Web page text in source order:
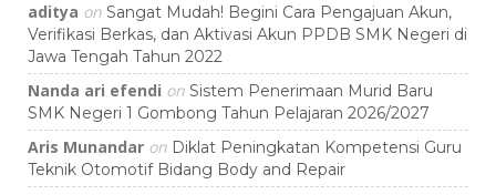
aditya on Sangat Mudah! Begini Cara Pengajuan Akun,
Verifikasi Berkas, dan Aktivasi Akun PPDB SMK Negeri di
Jawa Tengah Tahun 2022
Nanda ari efendi on Sistem Penerimaan Murid Baru
SMK Negeri 1 Gombong Tahun Pelajaran 2026/2027
Aris Munandar on Diklat Peningkatan Kompetensi Guru
Teknik Otomotif Bidang Body and Repair